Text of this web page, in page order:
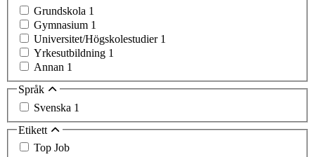
Grundskola 1
Gymnasium 1
Universitet/Högskolestudier 1
Yrkesutbildning 1
Annan 1
Språk
Svenska 1
Etikett
Top Job